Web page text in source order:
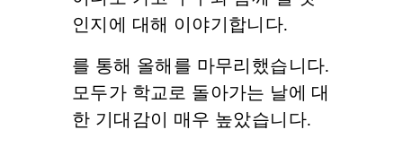
인지에 대해 이야기합니다.
를 통해 올해를 마무리했습니다.
모두가 학교로 돌아가는 날에 대
한 기대감이 매우 높았습니다.